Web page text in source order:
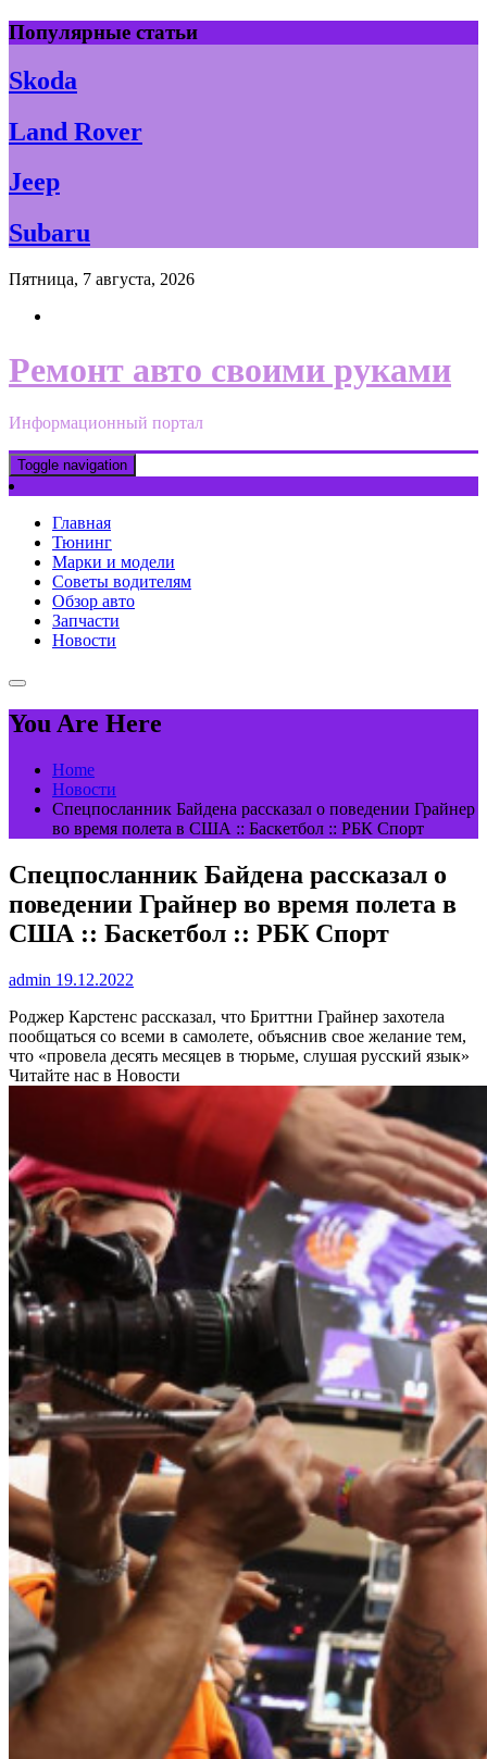
Skip
to
content
Популярные статьи
Skoda
Land Rover
Jeep
Subaru
Пятница, 7 августа, 2026
Ремонт авто своими руками
Информационный портал
Toggle navigation
Главная
Тюнинг
Марки и модели
Советы водителям
Обзор авто
Запчасти
Новости
You Are Here
Home
Новости
Спецпосланник Байдена рассказал о поведении Грайнер
во время полета в США :: Баскетбол :: РБК Спорт
Спецпосланник Байдена рассказал о
поведении Грайнер во время полета в
США :: Баскетбол :: РБК Спорт
admin 19.12.2022
Роджер Карстенс рассказал, что Бриттни Грайнер захотела
пообщаться со всеми в самолете, объяснив свое желание тем,
что «провела десять месяцев в тюрьме, слушая русский язык»
Читайте нас в Новости